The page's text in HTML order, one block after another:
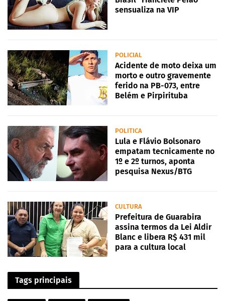
sensualiza na VIP
POLICIAL
Acidente de moto deixa um
morto e outro gravemente
ferido na PB-073, entre
Belém e Pirpirituba
POLITICA
Lula e Flávio Bolsonaro
empatam tecnicamente no
1º e 2º turnos, aponta
pesquisa Nexus/BTG
CULTURA
Prefeitura de Guarabira
assina termos da Lei Aldir
Blanc e libera R$ 431 mil
para a cultura local
Tags principais